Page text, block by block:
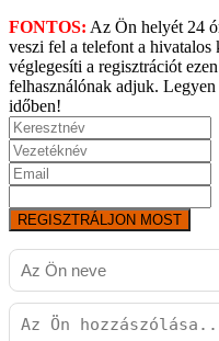
FONTOS: Az Ön helyét 24
veszi fel a telefont a hivatalos
véglegesíti a regisztrációt
felhasználónak adjuk.
időben!
REGISZTRÁLJON MOST